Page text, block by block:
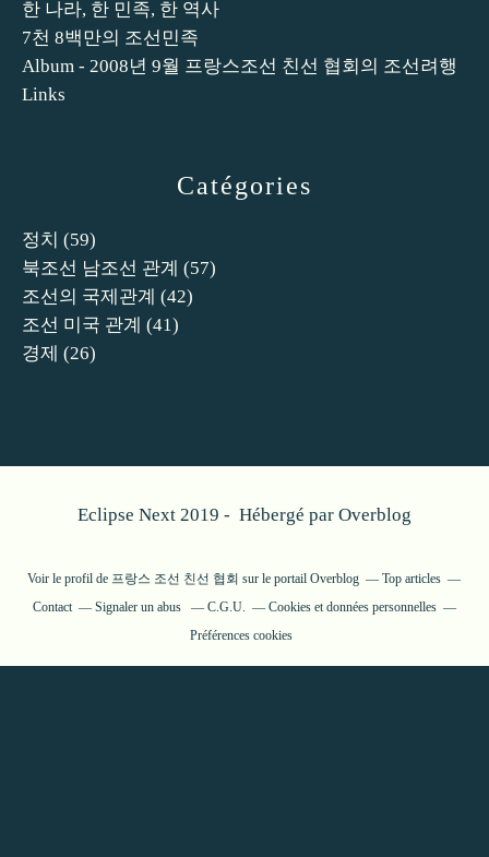
Catégories
정치 (59)
북조선 남조선 관계 (57)
조선의 국제관계 (42)
조선 미국 관계 (41)
경제 (26)
한 나라, 한 민족, 한 역사
7천 8백만의 조선민족
Album - 2008년 9월 프랑스조선 친선 협회의 조선려행
Links
Eclipse Next 2019 - Hébergé par Overblog
Voir le profil de 프랑스 조선 친선 협회 sur le portail Overblog
Top articles
Contact
Signaler un abus C.G.U.
Cookies et données personnelles
Préférences cookies